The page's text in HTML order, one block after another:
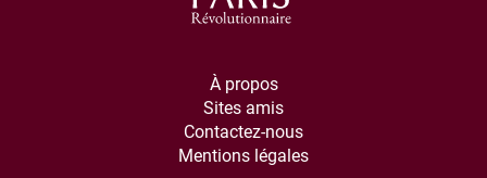
À propos
Sites amis
Contactez-nous
Mentions légales